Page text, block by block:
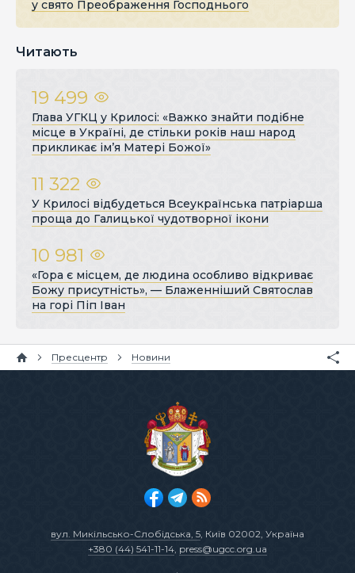
у свято Преображення Господнього
Читають
19 499
Глава УГКЦ у Крилосі: «Важко знайти подібне
місце в Україні, де стільки років наш народ
прикликає ім’я Матері Божої»
11 322
У Крилосі відбудеться Всеукраїнська патріарша
проща до Галицької чудотворної ікони
10 981
«Гора є місцем, де людина особливо відкриває
Божу присутність», — Блаженніший Святослав
на горі Піп Іван
Пресцентр Новини
вул. Микільсько-Слобідська, 5, Київ 02002, Україна
+380 (44) 541-11-14, press@ugcc.org.ua